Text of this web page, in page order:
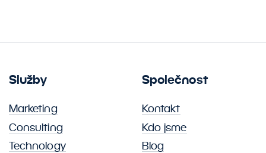
Služby
Marketing
Consulting
Technology
Společnost
Kontakt
Kdo jsme
Blog